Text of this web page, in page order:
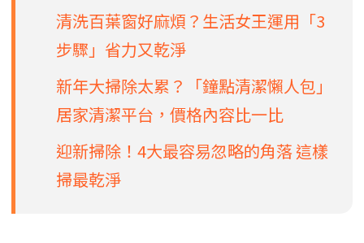
清洗百葉窗好麻煩？生活女王運用「3
步驟」省力又乾淨
新年大掃除太累？「鐘點清潔懶人包」
居家清潔平台，價格內容比一比
迎新掃除！4大最容易忽略的角落 這樣
掃最乾淨